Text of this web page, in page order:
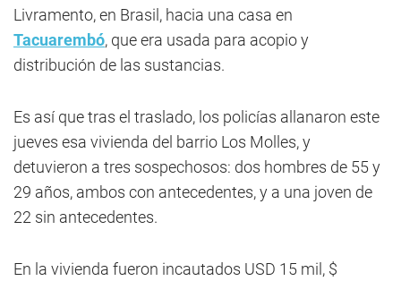
Livramento, en Brasil, hacia una casa en
Tacuarembó, que era usada para acopio y
distribución de las sustancias.
Es así que tras el traslado, los policías allanaron este
jueves esa vivienda del barrio Los Molles, y
detuvieron a tres sospechosos: dos hombres de 55 y
29 años, ambos con antecedentes, y a una joven de
22 sin antecedentes.
En la vivienda fueron incautados USD 15 mil, $